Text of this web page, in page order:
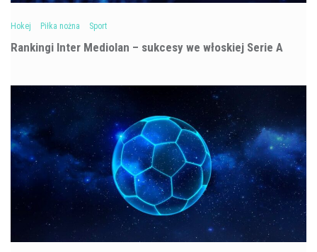
Hokej Piłka nożna Sport
Rankingi Inter Mediolan – sukcesy we włoskiej Serie A